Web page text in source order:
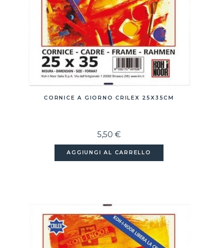
CORNICE A GIORNO CRILEX 25X35CM
5,50 €
AGGIUNGI AL CARRELLO